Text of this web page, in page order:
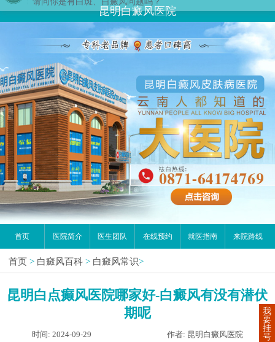
昆明白癜风医院
首页 医院简介 医生团队 在线预约 就医指南 来院路线
首页 > 白癜风百科 > 白癜风常识>
昆明白点癫风医院哪家好-白癜风有没有潜伏
期呢
时间: 2024-09-29 作者: 昆明白癜风医院
我
要
挂
号